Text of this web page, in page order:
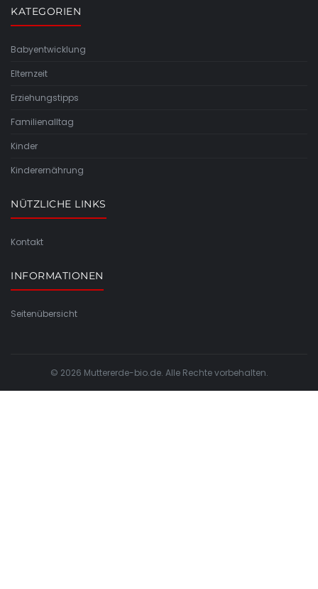
KATEGORIEN
Babyentwicklung
Elternzeit
Erziehungstipps
Familienalltag
Kinder
Kinderernährung
NÜTZLICHE LINKS
Kontakt
INFORMATIONEN
Seitenübersicht
© 2026 Muttererde-bio.de. Alle Rechte vorbehalten.